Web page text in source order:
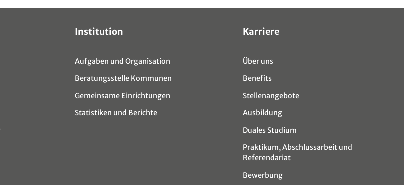
Institution
Aufgaben und Organisation
Beratungsstelle Kommunen
Gemeinsame Einrichtungen
Statistiken und Berichte
Karriere
Über uns
Benefits
Stellenangebote
Ausbildung
Duales Studium
Praktikum, Abschlussarbeit und
Referendariat
Bewerbung